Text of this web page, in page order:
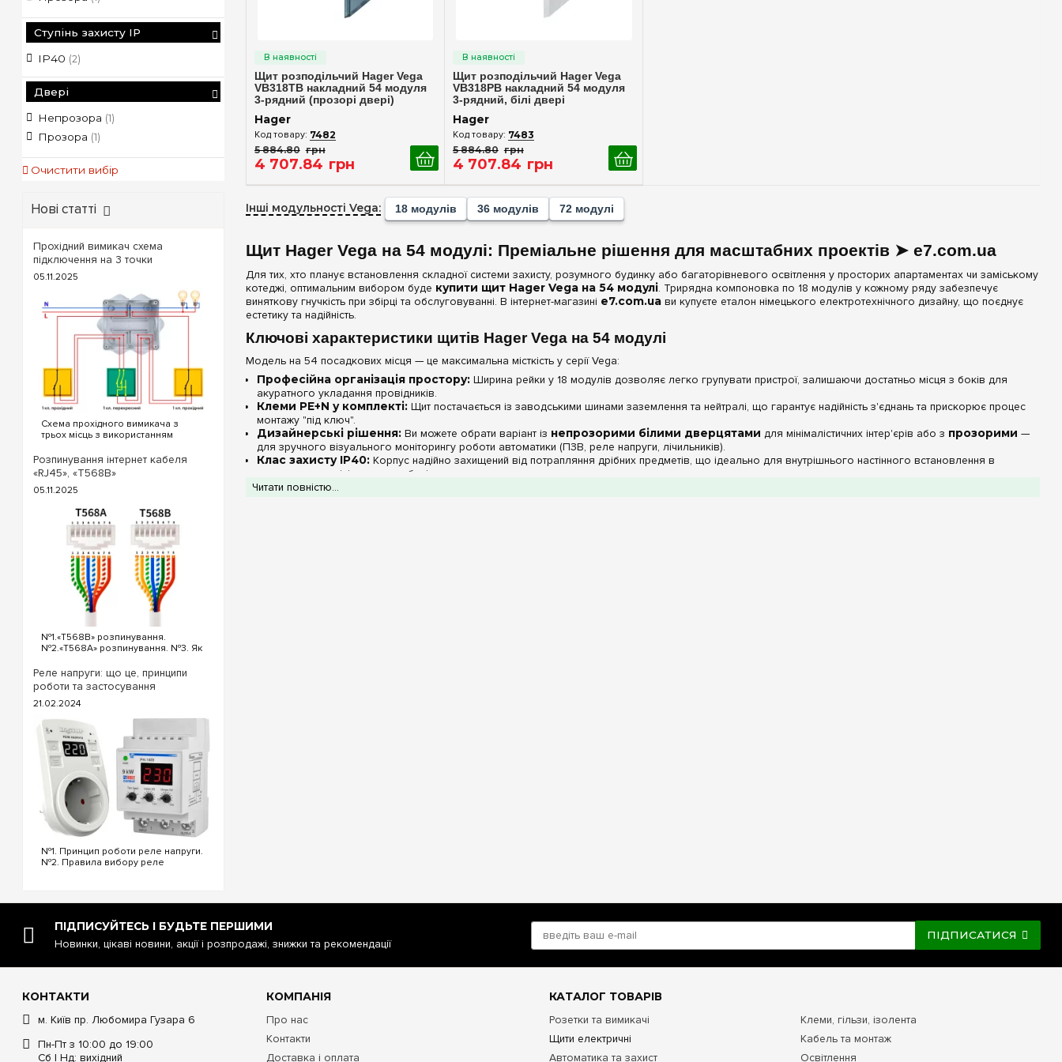
Щит розподільчий Hager Vega
VB318TB накладний 54 модуля
3-рядний (прозорі двері)
Hager
7482
5 884.80 грн
4 707.84 грн
Щит розподільчий Hager Vega
VB318PB накладний 54 модуля
3-рядний, білі двері
Hager
7483
5 884.80 грн
4 707.84 грн
Інші модульності Vega: 18 модулів 36 модулів 72 модулі
Щит Hager Vega на 54 модулі: Преміальне рішення для масштабних проектів ➤ e7.com.ua
Для тих, хто планує встановлення складної системи захисту, розумного будинку або багаторівневого освітлення у просторих апартаментах чи заміському
котеджі, оптимальним вибором буде купити щит Hager Vega на 54 модулі. Трирядна компоновка по 18 модулів у кожному ряду забезпечує
виняткову гнучкість при збірці та обслуговуванні. В інтернет-магазині e7.com.ua ви купуєте еталон німецького електротехнічного дизайну, що поєднує
естетику та надійність.
Ключові характеристики щитів Hager Vega на 54 модулі
Модель на 54 посадкових місця — це максимальна місткість у серії Vega:
Професійна організація простору:Ширина рейки у 18 модулів дозволяє легко групувати пристрої, залишаючи достатньо місця з боків для
акуратного укладання провідників.
Клеми PE+N у комплекті:Щит постачається із заводськими шинами заземлення та нейтралі, що гарантує надійність з'єднань та прискорює процес
монтажу "під ключ".
Дизайнерські рішення:Ви можете обрати варіант із непрозорими білими дверцятами для мінімалістичних інтер'єрів або з прозорими —
для зручного візуального моніторингу роботи автоматики (ПЗВ, реле напруги, лічильників).
Клас захисту IP40:Корпус надійно захищений від потрапляння дрібних предметів, що ідеально для внутрішнього настінного встановлення в
житлових та адміністративних будівлях.
Читати повністю...
Ступінь захисту IP
IP40 (2)
Двері
Непрозора (1)
Прозора (1)
Очистити вибір
Нові статті
Прохідний вимикач схема
підключення на 3 точки
05.11.2025
Схема прохідного вимикача з
трьох місць з використанням
вимикача. Для реалізації схеми
прохідних вимикачів з трьох точок
будуть потрібні наступні вимикачі:
Два од...
Розпинування інтернет кабеля
«RJ45», «T568B»
05.11.2025
№1.«T568B» розпинування.
№2.«T568A» розпинування. №3. Як
«T568B» розпинування інтернет
кабелю Порядок проводів схеми
«T568B»: «T568B» 1...
Реле напруги: що це, принципи
роботи та застосування
21.02.2024
№1. Принцип роботи реле напруги.
№2. Правила вибору реле
Fi. №5. Реле напруги чи
стабілізатор: що ...
ПІДПИСУЙТЕСЬ І БУДЬТЕ ПЕРШИМИ
Новинки, цікаві новини, акції і розпродажі, знижки та рекомендації
ПІДПИСАТИСЯ
КОНТАКТИ
м. Київ пр. Любомира Гузара 6
Пн-Пт з 10:00 до 19:00
Сб | Нд: вихідний
КОМПАНІЯ
Про нас
Контакти
Доставка і оплата
КАТАЛОГ ТОВАРІВ
Розетки та вимикачі
Щити електричні
Автоматика та захист
Клеми, гільзи, ізолента
Кабель та монтаж
Освітлення